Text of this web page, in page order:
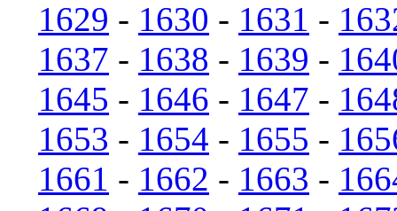
1629 - 1630 - 1631 -
1637 - 1638 - 1639 -
1645 - 1646 - 1647 -
1653 - 1654 - 1655 -
1661 - 1662 - 1663 -